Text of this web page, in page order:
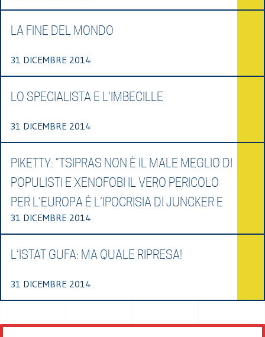
LA FINE DEL MONDO
31 DICEMBRE 2014
LO SPECIALISTA E L’IMBECILLE
31 DICEMBRE 2014
PIKETTY: “TSIPRAS NON È IL MALE MEGLIO DI
POPULISTI E XENOFOBI IL VERO PERICOLO
PER L’EUROPA È L’IPOCRISIA DI JUNCKER E
31 DICEMBRE 2014
L’ISTAT GUFA: MA QUALE RIPRESA!
31 DICEMBRE 2014